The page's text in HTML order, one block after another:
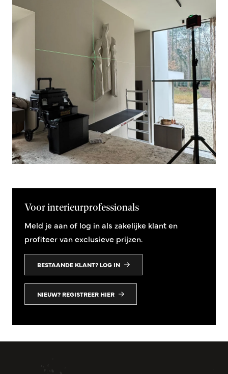
Voor interieurprofessionals
Meld je aan of log in als zakelijke klant en
profiteer van exclusieve prijzen.
BESTAANDE KLANT? LOG IN
NIEUW? REGISTREER HIER